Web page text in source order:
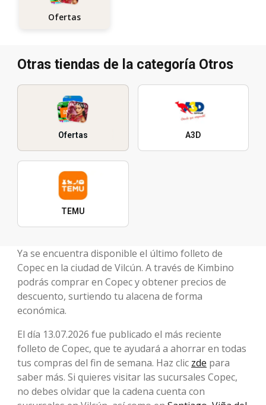
Ofertas
Otras tiendas de la categoría Otros
Ofertas A3D
TEMU
Ya se encuentra disponible el último folleto de
Copec en la ciudad de Vilcún. A través de Kimbino
podrás comprar en Copec y obtener precios de
descuento, surtiendo tu alacena de forma
económica.
El día 13.07.2026 fue publicado el más reciente
folleto de Copec, que te ayudará a ahorrar en todas
tus compras del fin de semana. Haz clic zde para
saber más. Si quieres visitar las sucursales Copec,
no debes olvidar que la cadena cuenta con